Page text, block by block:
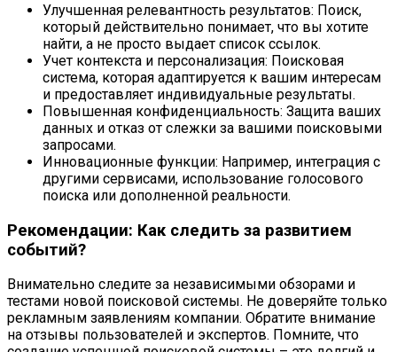
Улучшенная релевантность результатов: Поиск,
который действительно понимает, что вы хотите
найти, а не просто выдает список ссылок.
Учет контекста и персонализация: Поисковая
система, которая адаптируется к вашим интересам
и предоставляет индивидуальные результаты.
Повышенная конфиденциальность: Защита ваших
данных и отказ от слежки за вашими поисковыми
запросами.
Инновационные функции: Например, интеграция с
другими сервисами, использование голосового
поиска или дополненной реальности.
Рекомендации: Как следить за развитием
событий?
Внимательно следите за независимыми обзорами и
тестами новой поисковой системы. Не доверяйте только
рекламным заявлениям компании. Обратите внимание
на отзывы пользователей и экспертов. Помните, что